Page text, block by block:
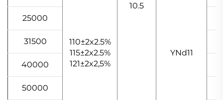
110±2x2.5%
115±2x2.5%
121±2x2,5%
10.5
YNd11
25000
31500
40000
50000